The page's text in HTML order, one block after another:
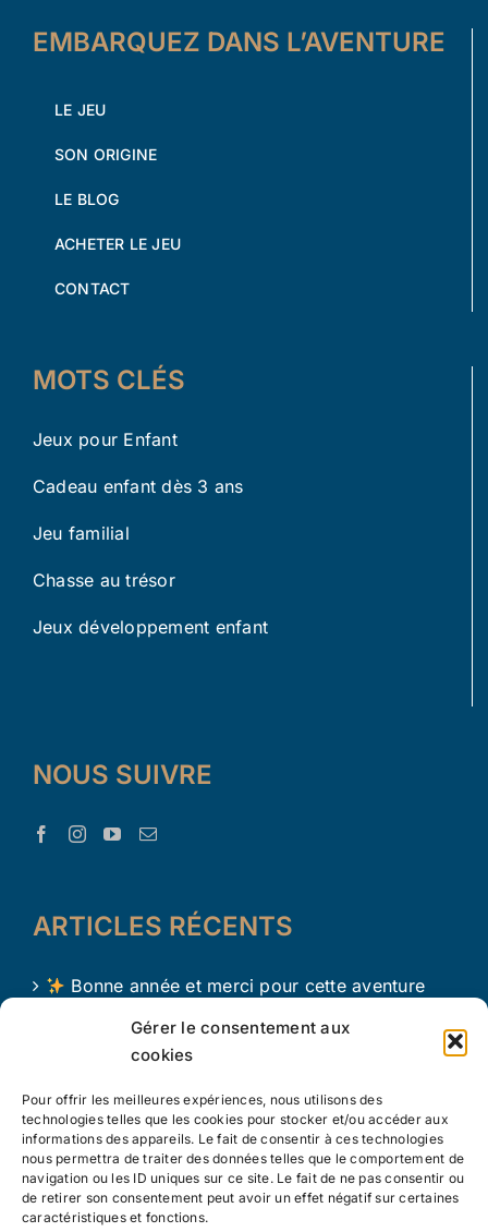
Gérer le consentement aux
cookies
Pour offrir les meilleures expériences, nous utilisons des
technologies telles que les cookies pour stocker et/ou accéder aux
informations des appareils. Le fait de consentir à ces technologies
nous permettra de traiter des données telles que le comportement de
navigation ou les ID uniques sur ce site. Le fait de ne pas consentir ou
de retirer son consentement peut avoir un effet négatif sur certaines
caractéristiques et fonctions.
EMBARQUEZ DANS L’AVENTURE
LE JEU
SON ORIGINE
LE BLOG
ACHETER LE JEU
CONTACT
MOTS CLÉS
Jeux pour Enfant
Cadeau enfant dès 3 ans
Jeu familial
Chasse au trésor
Jeux développement enfant
NOUS SUIVRE
ARTICLES RÉCENTS
Bonne année et merci pour cette aventure
avec Le Trésor d’Aaron !
Le Trésor d Aaron en 2024 !
L’apprentissage par le jeu chez les tout petits